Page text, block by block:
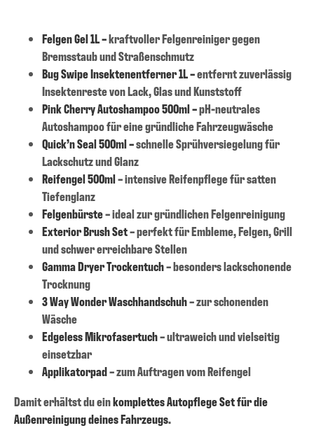
Felgen Gel 1L –kraftvoller Felgenreiniger gegen
Bremsstaub und Straßenschmutz
Bug Swipe Insektenentferner 1L –entfernt zuverlässig
Insektenreste von Lack, Glas und Kunststoff
Pink Cherry Autoshampoo 500ml –pH-neutrales
Autoshampoo für eine gründliche Fahrzeugwäsche
Quick’n Seal 500ml –schnelle Sprühversiegelung für
Lackschutz und Glanz
Reifengel 500ml– intensive Reifenpflege für satten
Tiefenglanz
Felgenbürste– ideal zur gründlichen Felgenreinigung
Exterior Brush Set–perfekt für Embleme, Felgen, Grill
und schwer erreichbare Stellen
Gamma Dryer Trockentuch–besonders lackschonende
Trocknung
3 Way Wonder Waschhandschuh– zur schonenden
Wäsche
Edgeless Mikrofasertuch– ultraweich und vielseitig
einsetzbar
Applikatorpad– zum Auftragen vom Reifengel
Damit erhältst du einkomplettes Autopflege Set für die
Außenreinigung deines Fahrzeugs.